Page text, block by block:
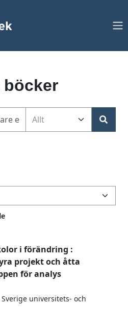
böcker
i förändring :
projekt och åtta
för analys
Sverige universitets- och